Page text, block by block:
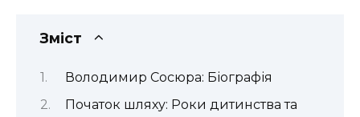
Зміст
Володимир Сосюра: Біографія
Початок шляху: Роки дитинства та